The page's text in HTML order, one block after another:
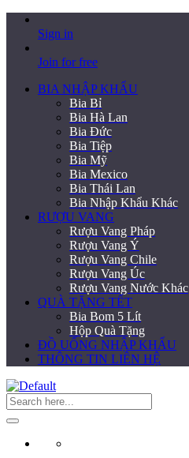
Sign in
Join for free
BIA NHẬP KHẨU
Bia Bỉ
Bia Hà Lan
Bia Đức
Bia Tiệp
Bia Mỹ
Bia Mexico
Bia Thái Lan
Bia Nhập Khẩu Khác
RƯỢU VANG
Rượu Vang Pháp
Rượu Vang Ý
Rượu Vang Chile
Rượu Vang Úc
Rượu Vang Nước Khác
QUÀ TẶNG TẾT
Bia Bom 5 Lít
Hộp Quà Tặng
ĐỒ UỐNG NHẬP KHẨU
THÔNG TIN LIÊN HỆ